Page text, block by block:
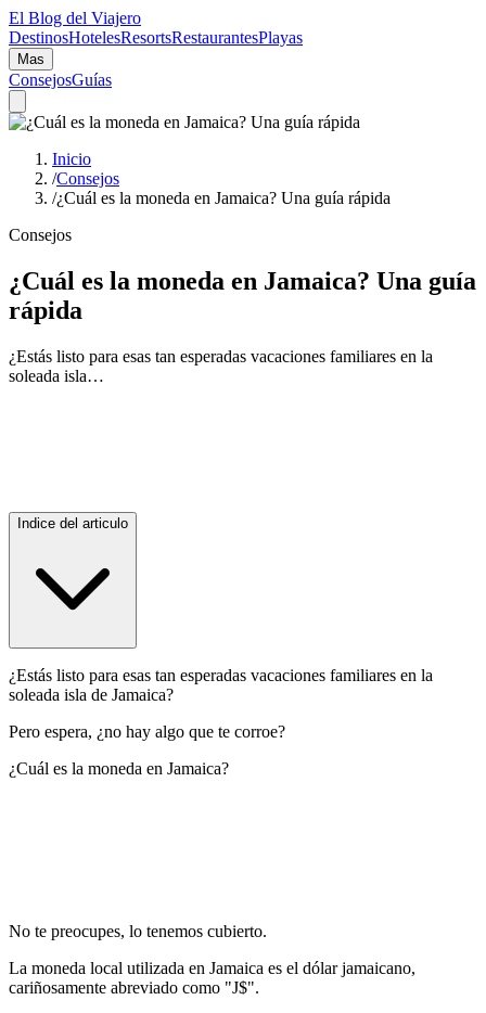
El Blog del Viajero
DestinosHotelesResortsRestaurantesPlayas
Mas
ConsejosGuías
Inicio
/Consejos
/¿Cuál es la moneda en Jamaica? Una guía rápida
Consejos
¿Cuál es la moneda en Jamaica? Una guía
rápida
¿Estás listo para esas tan esperadas vacaciones familiares en la
soleada isla…
Indice del articulo
¿Estás listo para esas tan esperadas vacaciones familiares en la
soleada isla de Jamaica?
Pero espera, ¿no hay algo que te corroe?
¿Cuál es la moneda en Jamaica?
No te preocupes, lo tenemos cubierto.
La moneda local utilizada en Jamaica es el dólar jamaicano,
cariñosamente abreviado como "J$".